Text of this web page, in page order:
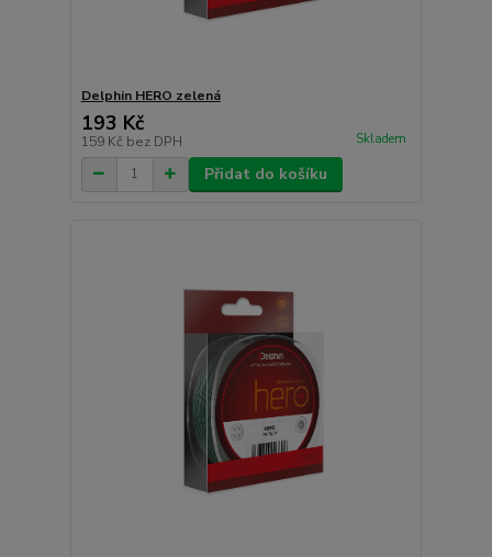
Delphin HERO zelená
193 Kč
159 Kč bez DPH Skladem
Přidat do košíku